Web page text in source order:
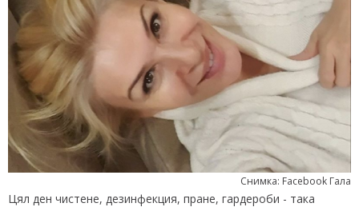
Снимка: Facebook Гала
Цял ден чистене, дезинфекция, пране, гардероби - така